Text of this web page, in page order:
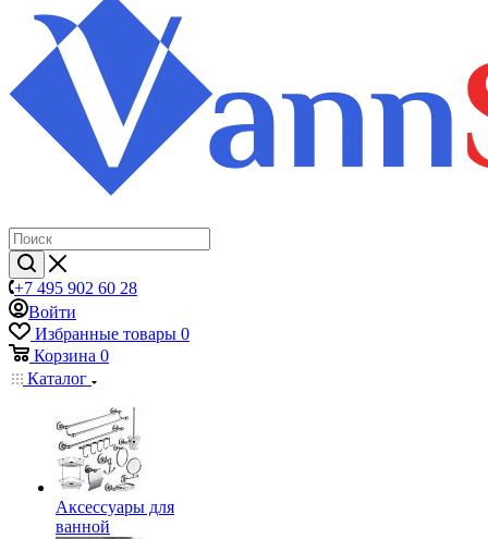
+7 495 902 60 28
Войти
Избранные товары 0
Корзина 0
Каталог
Аксессуары для
ванной